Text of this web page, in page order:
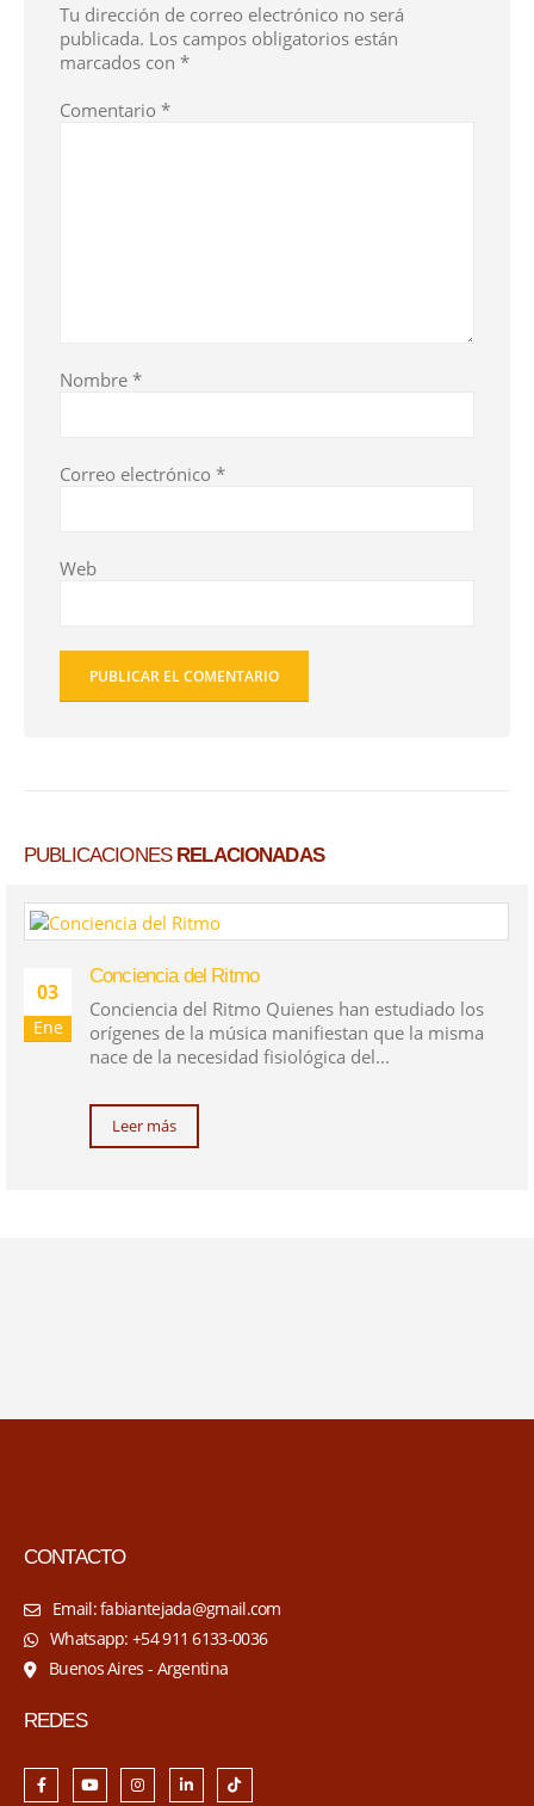
Tu dirección de correo electrónico no será
publicada. Los campos obligatorios están
marcados con *
Comentario *
Nombre *
Correo electrónico *
Web
PUBLICACIONES RELACIONADAS
03
Ene
Conciencia del Ritmo
Conciencia del Ritmo Quienes han estudiado los
orígenes de la música manifiestan que la misma
nace de la necesidad fisiológica del...
Leer más
CONTACTO
Email: fabiantejada@gmail.com
Whatsapp: +54 911 6133-0036
Buenos Aires - Argentina
REDES